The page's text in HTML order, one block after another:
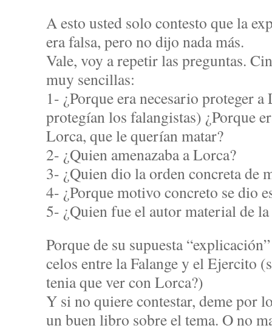
A esto usted solo contesto que la
era falsa, pero no dijo nada más.
Vale, voy a repetir las preguntas.
muy sencillas:
1- ¿Porque era necesario proteger
protegían los falangistas) ¿Porque
Lorca, que le querían matar?
2- ¿Quien amenazaba a Lorca?
3- ¿Quien dio la orden concreta de
4- ¿Porque motivo concreto se dio
5- ¿Quien fue el autor material de
Porque de su supuesta
celos entre la Falange y el Ejercito
tenia que ver con Lorca?)
Y si no quiere contestar, deme por
un buen libro sobre el tema. O no